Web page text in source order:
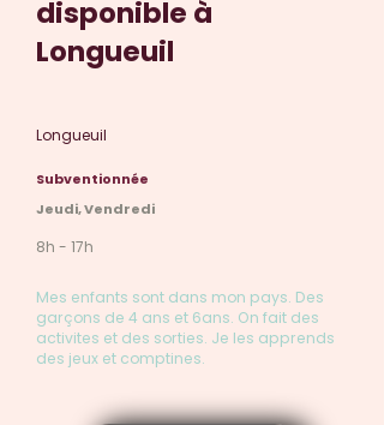
disponible à
Longueuil
Longueuil
Subventionnée
Jeudi, Vendredi
8h - 17h
Mes enfants sont dans mon pays. Des
garçons de 4 ans et 6ans. On fait des
activites et des sorties. Je les apprends
des jeux et comptines.